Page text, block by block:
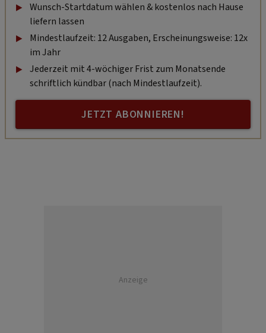
Wunsch-Startdatum wählen & kostenlos nach Hause
liefern lassen
Mindestlaufzeit: 12 Ausgaben, Erscheinungsweise: 12x
im Jahr
Jederzeit mit 4-wöchiger Frist zum Monatsende
schriftlich kündbar (nach Mindestlaufzeit).
JETZT ABONNIEREN!
Anzeige